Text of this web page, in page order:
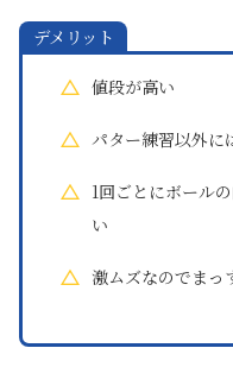
デメリット
値段が高い
パター練習以外に
1回ごとにボール
い
激ムズなのでまっ